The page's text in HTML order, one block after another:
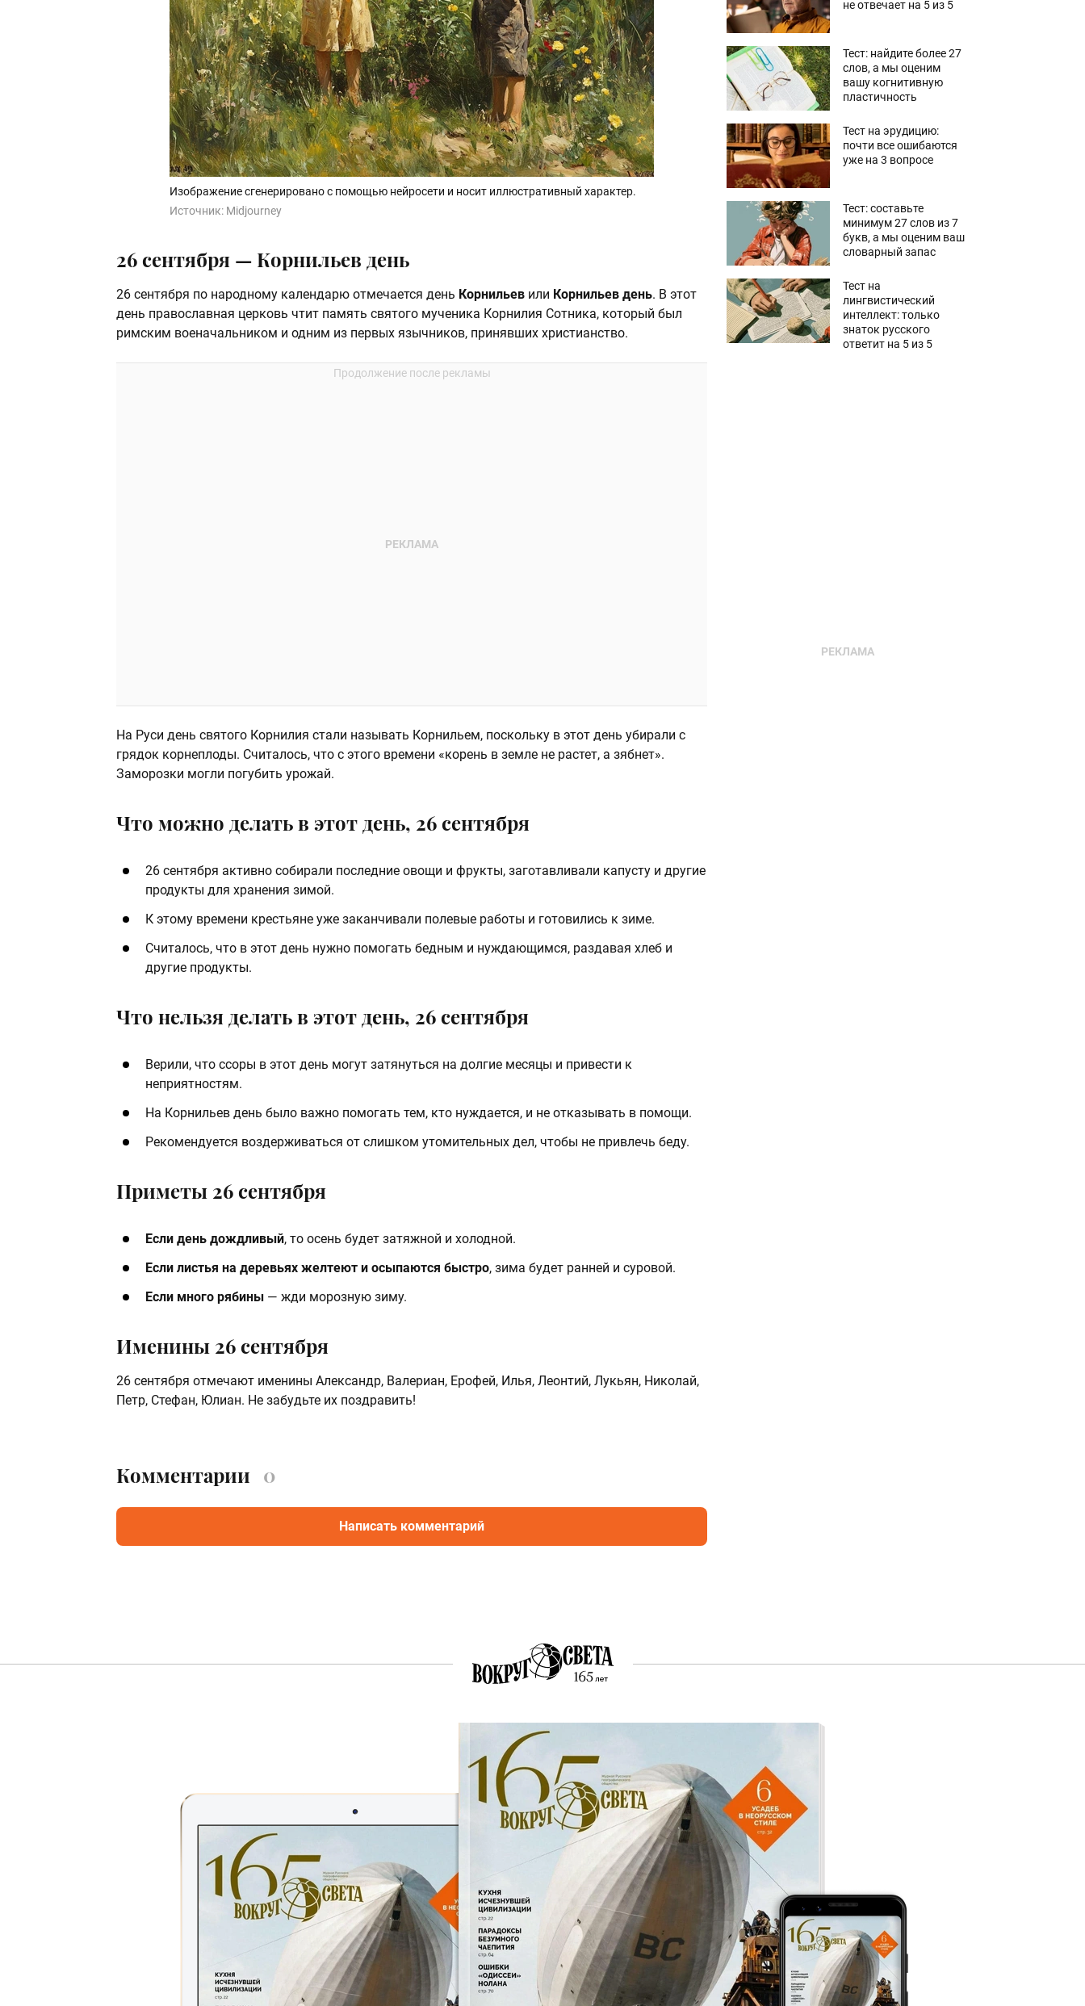
Изображение сгенерировано с помощью нейросети и носит иллюстративный характер.
Источник: Midjourney
26 сентября — Корнильев день
26 сентября по народному календарю отмечается день Корнильев или Корнильев день. В этот
день православная церковь чтит память святого мученика Корнилия Сотника, который был
римским военачальником и одним из первых язычников, принявших христианство.
На Руси день святого Корнилия стали называть Корнильем, поскольку в этот день убирали с
грядок корнеплоды. Считалось, что с этого времени «корень в земле не растет, а зябнет».
Заморозки могли погубить урожай.
Что можно делать в этот день, 26 сентября
26 сентября активно собирали последние овощи и фрукты, заготавливали капусту и другие
продукты для хранения зимой.
К этому времени крестьяне уже заканчивали полевые работы и готовились к зиме.
Считалось, что в этот день нужно помогать бедным и нуждающимся, раздавая хлеб и
другие продукты.
Что нельзя делать в этот день, 26 сентября
Верили, что ссоры в этот день могут затянуться на долгие месяцы и привести к
неприятностям.
На Корнильев день было важно помогать тем, кто нуждается, и не отказывать в помощи.
Рекомендуется воздерживаться от слишком утомительных дел, чтобы не привлечь беду.
Приметы 26 сентября
Если день дождливый, то осень будет затяжной и холодной.
Если листья на деревьях желтеют и осыпаются быстро, зима будет ранней и суровой.
Если много рябины — жди морозную зиму.
Именины 26 сентября
26 сентября отмечают именины Александр, Валериан, Ерофей, Илья, Леонтий, Лукьян, Николай,
Петр, Стефан, Юлиан. Не забудьте их поздравить!
не отвечает на 5 из 5
Тест: найдите более 27
слов, а мы оценим
вашу когнитивную
пластичность
Тест на эрудицию:
почти все ошибаются
уже на 3 вопросе
Тест: составьте
минимум 27 слов из 7
букв, а мы оценим ваш
словарный запас
Тест на
лингвистический
интеллект: только
знаток русского
ответит на 5 из 5
Комментарии 0
Написать комментарий